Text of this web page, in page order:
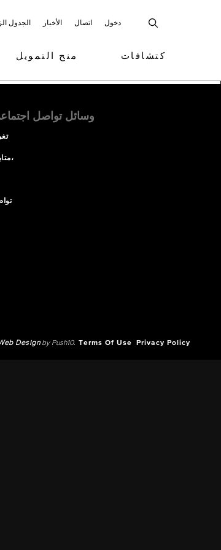
الجدول الأخبار اتصال دخول
منح التمويل كتشافات
وسائل تواصل
متابعة،
Designby Push10. Terms Of Use Privacy Policy